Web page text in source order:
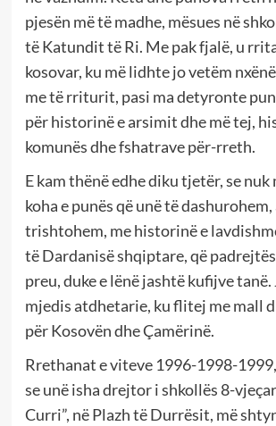
pjesën më të madhe, mësues në
të Katundit të Ri. Me pak fjalë, u
kosovar, ku më lidhte jo vetëm
me të rriturit, pasi ma detyronte
për historinë e arsimit dhe më tej,
komunës dhe fshatrave për-rreth.
E kam thënë edhe diku tjetër, se
koha e punës që unë të
trishtohem, me historinë e
të Dardanisë shqiptare, që
preu, duke e lënë jashtë kufijve
mjedis atdhetarie, ku flitej me mall
për Kosovën dhe Çamërinë.
Rrethanat e viteve 1996-1998-
se unë isha drejtor i shkollës 8-
Curri”, në Plazh të Durrësit, më